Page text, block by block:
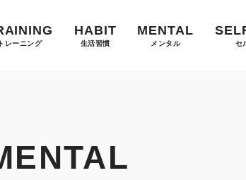
トレーニング
HABIT
生活習慣
MENTAL
メンタル セ